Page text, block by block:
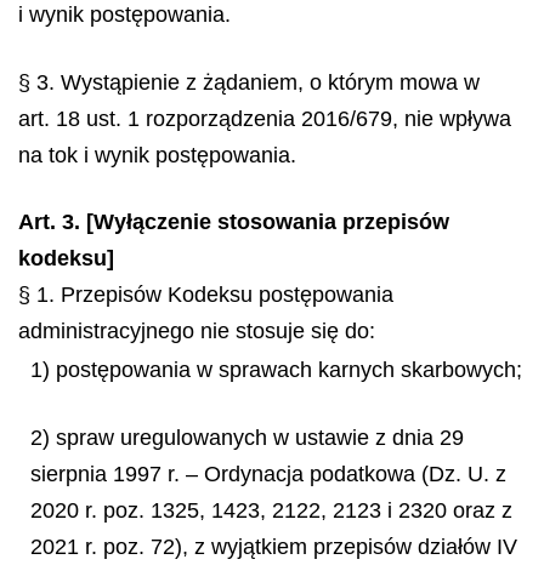
i wynik postępowania.
§ 3. Wystąpienie z żądaniem, o którym mowa w
art. 18 ust. 1 rozporządzenia 2016/679, nie wpływa
na tok i wynik postępowania.
Art. 3. [Wyłączenie stosowania przepisów
kodeksu]
§ 1. Przepisów Kodeksu postępowania
administracyjnego nie stosuje się do:
1) postępowania w sprawach karnych skarbowych;
2) spraw uregulowanych w ustawie z dnia 29
sierpnia 1997 r. – Ordynacja podatkowa (Dz. U. z
2020 r. poz. 1325, 1423, 2122, 2123 i 2320 oraz z
2021 r. poz. 72), z wyjątkiem przepisów działów IV